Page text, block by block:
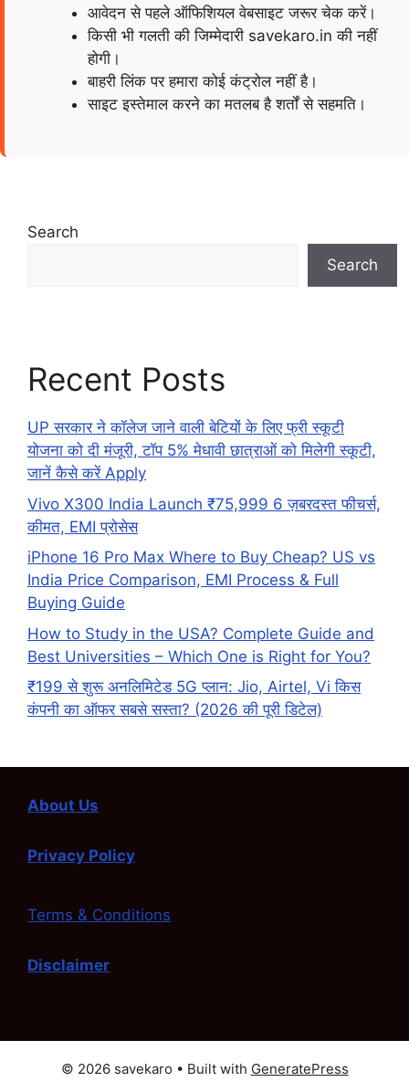
आवेदन से पहले ऑफिशियल वेबसाइट जरूर चेक करें।
किसी भी गलती की जिम्मेदारी savekaro.in की नहीं
होगी।
बाहरी लिंक पर हमारा कोई कंट्रोल नहीं है।
साइट इस्तेमाल करने का मतलब है शर्तों से सहमति।
Search
Search
Recent Posts
UP सरकार ने कॉलेज जाने वाली बेटियों के लिए फ्री स्कूटी
योजना को दी मंजूरी, टॉप 5% मेधावी छात्राओं को मिलेगी स्कूटी,
जानें कैसे करें Apply
Vivo X300 India Launch ₹75,999 6 ज़बरदस्त फीचर्स,
कीमत, EMI प्रोसेस
iPhone 16 Pro Max Where to Buy Cheap? US vs
India Price Comparison, EMI Process & Full
Buying Guide
How to Study in the USA? Complete Guide and
Best Universities – Which One is Right for You?
₹199 से शुरू अनलिमिटेड 5G प्लान: Jio, Airtel, Vi किस
कंपनी का ऑफर सबसे सस्ता? (2026 की पूरी डिटेल)
About Us
Privacy Policy
Terms & Conditions
Disclaimer
© 2026 savekaro • Built with GeneratePress